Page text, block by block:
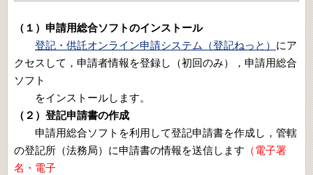
（１）申請用総合ソフトのインストール
登記・供託オンライン申請システム（登記ねっと） にア
クセスして，申請者情報を登録し（初回のみ），申請用総合
ソフト
をインストールします。
（２）登記申請書の作成
申請用総合ソフトを利用して登記申請書を作成し，管轄
の登記所（法務局）に申請書の情報を送信します （電子署
名・電子